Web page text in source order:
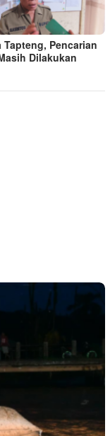
Tapteng, Pencarian
Dilakukan